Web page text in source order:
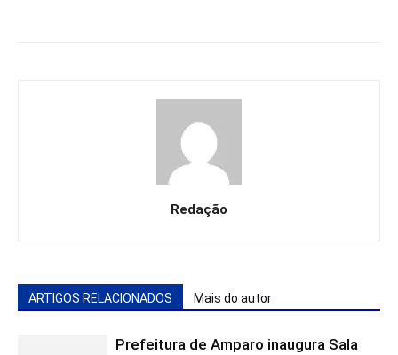
Redação
ARTIGOS RELACIONADOS Mais do autor
Prefeitura de Amparo inaugura Sala